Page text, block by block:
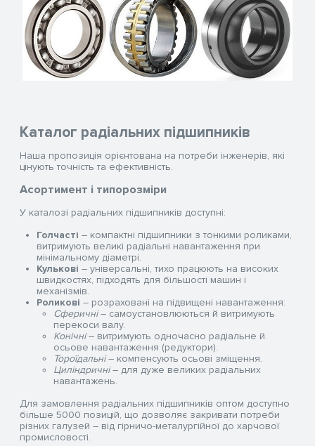
Каталог радіальних підшипників
Наша пропозиція орієнтована на потреби інженерів, які
цінують точність та ефективність.
Асортимент і типорозміри
У каталозі радіальних підшипників доступні:
Голчасті – компактні підшипники з тонкими роликами,
витримують великі радіальні навантаження при
мінімальному діаметрі.
Кулькові – універсальні, тихо працюють на високих
швидкостях, підходять для більшості машин і
механізмів.
Роликові – розраховані на підвищені навантаження:
Сферичні– самоустановлюються й витримують
перекоси валу.
Конічні– витримують одночасно радіальне й
осьове навантаження (редуктори).
Тороїдальні– компенсують осьові зміщення.
Циліндричні– для дуже великих радіальних
навантажень.
Для замовлення радіальних підшипників оптом доступно
більше 5000 позицій, що дозволяє закривати потреби
різних галузей – від гірничо-металургійної до харчової
промисловості.